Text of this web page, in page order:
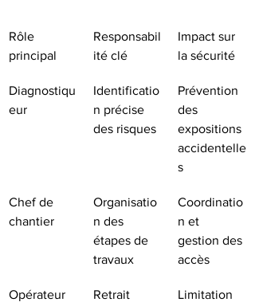
Rôle
principal
Responsabil
ité clé
Impact sur
la sécurité
Diagnostiqu
eur
Identificatio
n précise
des risques
Prévention
des
expositions
accidentelle
s
Chef de
chantier
Organisatio
n des
étapes de
travaux
Coordinatio
n et
gestion des
accès
Opérateur
Retrait
Limitation